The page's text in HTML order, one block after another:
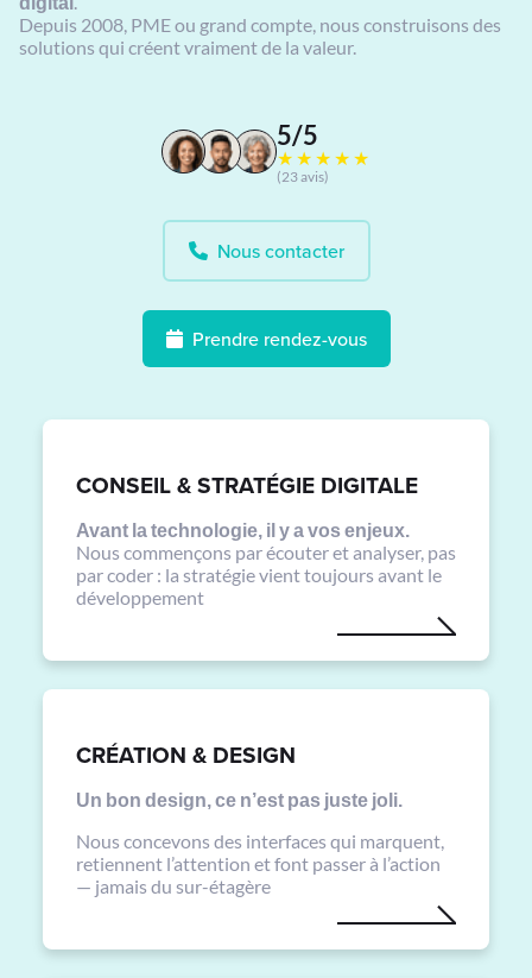
Depuis 2008, PME ou grand compte, nous construisons des
solutions qui créent vraiment de la valeur.
5/5
★★★★★
(23 avis)
Nous contacter
Prendre rendez-vous
CONSEIL & STRATÉGIE DIGITALE
Avant la technologie, il y a vos enjeux.
Nous commençons par écouter et analyser, pas
par coder : la stratégie vient toujours avant le
développement
CRÉATION & DESIGN
Un bon design, ce n’est pas juste joli.
Nous concevons des interfaces qui marquent,
retiennent l’attention et font passer à l’action
— jamais du sur-étagère